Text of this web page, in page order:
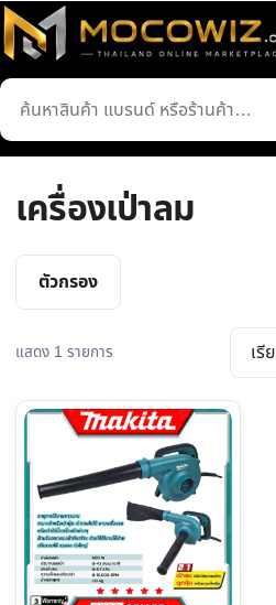
ข้าม
ไป
เนื้อหา
ค้นหา
สินค้า
เครื่องเป่าลม
ตัวกรอง
แสดง 1 รายการ